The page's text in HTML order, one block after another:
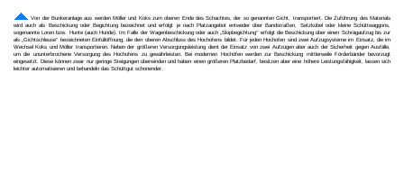
Von der Bunkeranlage aus werden Möller und Koks zum oberen Ende des Schachtes, der so genannten Gicht, transportiert. Die Zuführung des Materials
wird auch als Beschickung oder Begichtung bezeichnet und erfolgt je nach Platzangebot entweder über Bandstraßen, Setzkübel oder kleine Schüttwaggons,
sogenannte Loren bzw. Hunte (auch Hunde). Im Falle der Wagenbeschickung oder auch „Skipbegichtung“ erfolgt die Beschickung über einen Schrägaufzug bis zur
als „Gichtschleuse“ bezeichneten Einfüllöffnung, die den oberen Abschluss des Hochofens bildet. Für jeden Hochofen sind zwei Aufzugsysteme im Einsatz, die im
Wechsel Koks und Möller transportieren. Neben der größeren Versorgungsleistung dient der Einsatz von zwei Aufzügen aber auch der Sicherheit gegen Ausfälle,
um die ununterbrochene Versorgung des Hochofens zu gewährleisten. Bei modernen Hochöfen werden zur Beschickung mittlerweile Förderbänder bevorzugt
eingesetzt. Diese können zwar nur geringe Steigungen überwinden und haben einen größeren Platzbedarf, besitzen aber eine höhere Leistungsfähigkeit, lassen sich
leichter automatisieren und behandeln das Schüttgut schonender.